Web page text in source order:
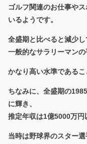
ゴルフ関連のお仕事や
いるようです。
全盛期と比べると減少し
一般的なサラリーマン
かなり高い水準であるこ
ちなみに、全盛期の
に輝き、
推定年収は1億5000万円
当時は野球界のスター